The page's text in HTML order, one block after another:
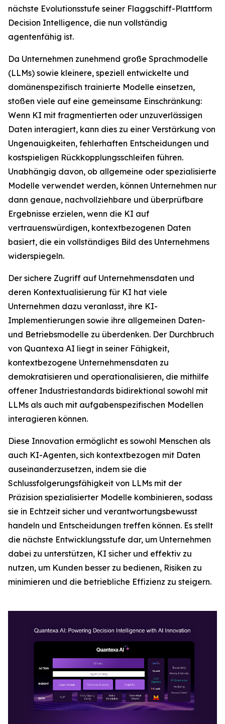
nächste Evolutionsstufe seiner Flaggschiff-Plattform
Decision Intelligence, die nun vollständig
agentenfähig ist.
Da Unternehmen zunehmend große Sprachmodelle
(LLMs) sowie kleinere, speziell entwickelte und
domänenspezifisch trainierte Modelle einsetzen,
stoßen viele auf eine gemeinsame Einschränkung:
Wenn KI mit fragmentierten oder unzuverlässigen
Daten interagiert, kann dies zu einer Verstärkung von
Ungenauigkeiten, fehlerhaften Entscheidungen und
kostspieligen Rückkopplungsschleifen führen.
Unabhängig davon, ob allgemeine oder spezialisierte
Modelle verwendet werden, können Unternehmen nur
dann genaue, nachvollziehbare und überprüfbare
Ergebnisse erzielen, wenn die KI auf
vertrauenswürdigen, kontextbezogenen Daten
basiert, die ein vollständiges Bild des Unternehmens
widerspiegeln.
Der sichere Zugriff auf Unternehmensdaten und
deren Kontextualisierung für KI hat viele
Unternehmen dazu veranlasst, ihre KI-
Implementierungen sowie ihre allgemeinen Daten-
und Betriebsmodelle zu überdenken. Der Durchbruch
von Quantexa AI liegt in seiner Fähigkeit,
kontextbezogene Unternehmensdaten zu
demokratisieren und operationalisieren, die mithilfe
offener Industriestandards bidirektional sowohl mit
LLMs als auch mit aufgabenspezifischen Modellen
interagieren können.
Diese Innovation ermöglicht es sowohl Menschen als
auch KI-Agenten, sich kontextbezogen mit Daten
auseinanderzusetzen, indem sie die
Schlussfolgerungsfähigkeit von LLMs mit der
Präzision spezialisierter Modelle kombinieren, sodass
sie in Echtzeit sicher und verantwortungsbewusst
handeln und Entscheidungen treffen können. Es stellt
die nächste Entwicklungsstufe dar, um Unternehmen
dabei zu unterstützen, KI sicher und effektiv zu
nutzen, um Kunden besser zu bedienen, Risiken zu
minimieren und die betriebliche Effizienz zu steigern.